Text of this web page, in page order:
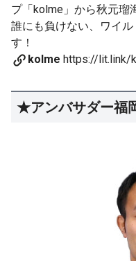
プ「kolme」から秋元瑠
誰にも負けない、ワイ
す！
kolme https://lit.link/
★アンバサダー福